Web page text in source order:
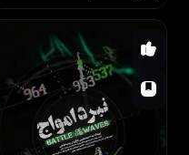
ایرانی1396
دو خلبان ایرانی برای نجات مردمی
که در محاصره داعش قرار گرفته
اند به شهر تدمر اعزام می شوند،
ولی موانع سختی مقابل آنهاست.
اکشن
درام